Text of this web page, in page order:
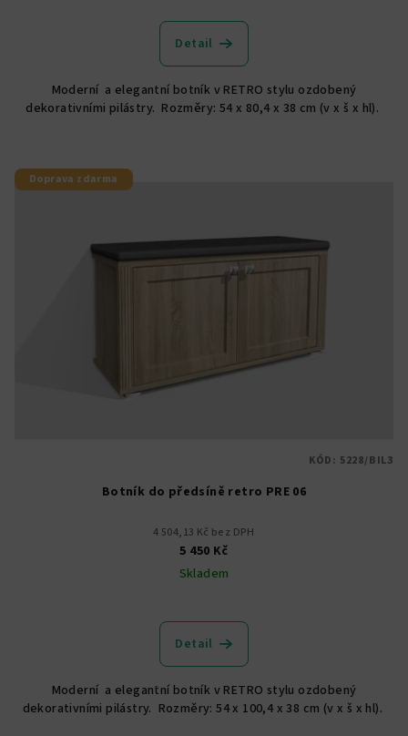
hodnocení
produktu
z
5
Detail
Moderní a elegantní botník v RETRO stylu ozdobený
dekorativními pilástry. Rozměry: 54 x 80,4 x 38 cm (v x š x hl).
Doprava zdarma
Botník do předsíně retro PRE 06
4 504,13 Kč bez DPH
5 450 Kč
Skladem
Detail
Moderní a elegantní botník v RETRO stylu ozdobený
dekorativními pilástry. Rozměry: 54 x 100,4 x 38 cm (v x š x hl).
KÓD: 5228/BIL3